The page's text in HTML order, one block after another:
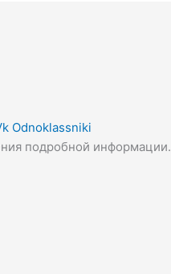
Odnoklassniki
подробной информации.